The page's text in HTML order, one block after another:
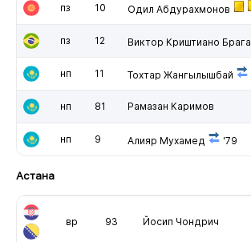
пз 10 Одил Абдурахмонов
пз 12 Виктор Криштиано Брага
нп 11 Тохтар Жангылышбай
нп 81 Рамазан Каримов
нп 9 Алияр Мухамед '79
Астана
вр 93 Йосип Чондрич